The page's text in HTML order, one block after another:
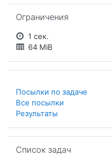
Ограничения
1 сек.
64 MiB
Посылки по задаче
Все посылки
Результаты
Список задач